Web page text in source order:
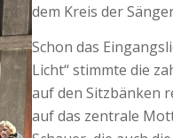
dem Kreis der
Schon das
Licht“ stimmte die
auf den Sitzbänken
auf das zentrale